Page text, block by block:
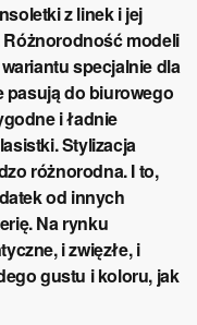
z linek i jej
Różnorodność modeli
specjalnie dla
pasują do biurowego
i ładnie
Stylizacja
różnorodna. I to,
od innych
Na rynku
i zwięzłe, i
gustu i koloru, jak